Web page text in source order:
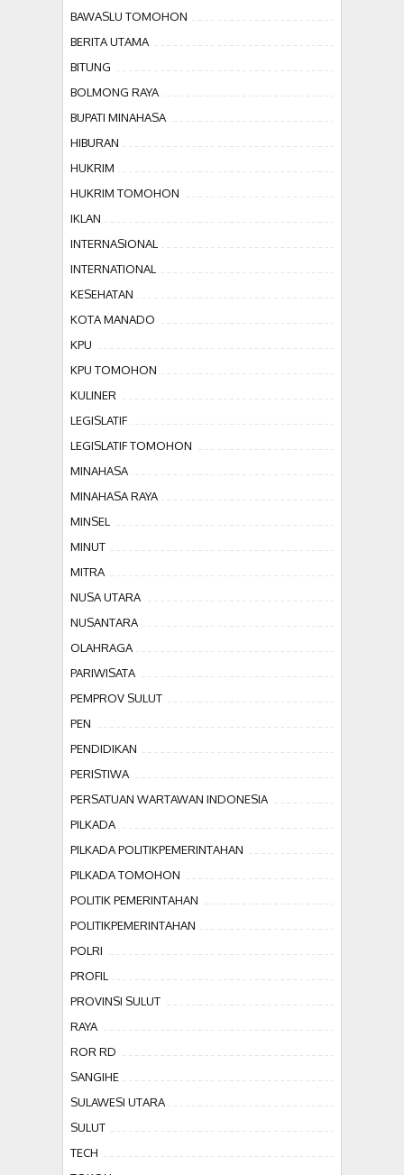
BAWASLU TOMOHON
BERITA UTAMA
BITUNG
BOLMONG RAYA
BUPATI MINAHASA
HIBURAN
HUKRIM
HUKRIM TOMOHON
IKLAN
INTERNASIONAL
INTERNATIONAL
KESEHATAN
KOTA MANADO
KPU
KPU TOMOHON
KULINER
LEGISLATIF
LEGISLATIF TOMOHON
MINAHASA
MINAHASA RAYA
MINSEL
MINUT
MITRA
NUSA UTARA
NUSANTARA
OLAHRAGA
PARIWISATA
PEMPROV SULUT
PEN
PENDIDIKAN
PERISTIWA
PERSATUAN WARTAWAN INDONESIA
PILKADA
PILKADA POLITIKPEMERINTAHAN
PILKADA TOMOHON
POLITIK PEMERINTAHAN
POLITIKPEMERINTAHAN
POLRI
PROFIL
PROVINSI SULUT
RAYA
ROR RD
SANGIHE
SULAWESI UTARA
SULUT
TECH